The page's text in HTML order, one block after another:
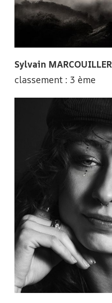
Sylvain MARCOUILLER
classement : 3 ème